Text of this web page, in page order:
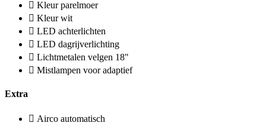
Kleur parelmoer
Kleur wit
LED achterlichten
LED dagrijverlichting
Lichtmetalen velgen 18"
Mistlampen voor adaptief
Extra
Airco automatisch